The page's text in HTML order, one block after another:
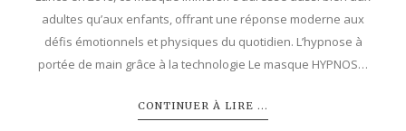
adultes qu’aux enfants, offrant une réponse moderne aux
défis émotionnels et physiques du quotidien. L’hypnose à
portée de main grâce à la technologie Le masque HYPNOS…
CONTINUER À LIRE ...